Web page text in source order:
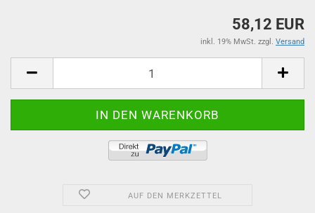
58,12 EUR
inkl. 19% MwSt. zzgl. Versand
AUF DEN MERKZETTEL